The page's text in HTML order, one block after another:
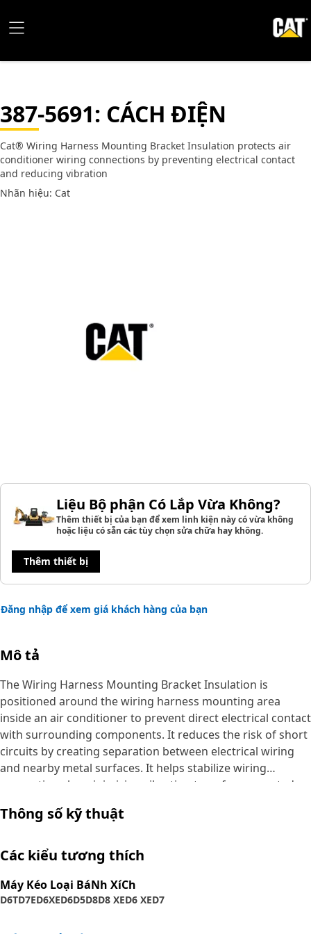
387-5691: CÁCH ĐIỆN
Cat® Wiring Harness Mounting Bracket Insulation protects air
conditioner wiring connections by preventing electrical contact
and reducing vibration
Nhãn hiệu: Cat
Liệu Bộ phận Có Lắp Vừa Không?
Thêm thiết bị của bạn để xem linh kiện này có vừa không
hoặc liệu có sẵn các tùy chọn sửa chữa hay không.
Thêm thiết bị
Đăng nhập để xem giá khách hàng của bạn
Mô tả
The Wiring Harness Mounting Bracket Insulation is
positioned around the wiring harness mounting area
inside an air conditioner to prevent direct electrical contact
with surrounding components. It reduces the risk of short
circuits by creating separation between electrical wiring
and nearby metal surfaces. It helps stabilize wiring
connections by minimizing vibration transfer generated
• Supports long-term durability of internal wiring.
• Helps avoid electrical faults during operation.
• Reduces the risk of short circuits within the system.
Thông số kỹ thuật
Các kiểu tương thích
Máy Kéo Loại BáNh XíCh
D6TD7ED6XED6D5D8D8 XED6 XED7